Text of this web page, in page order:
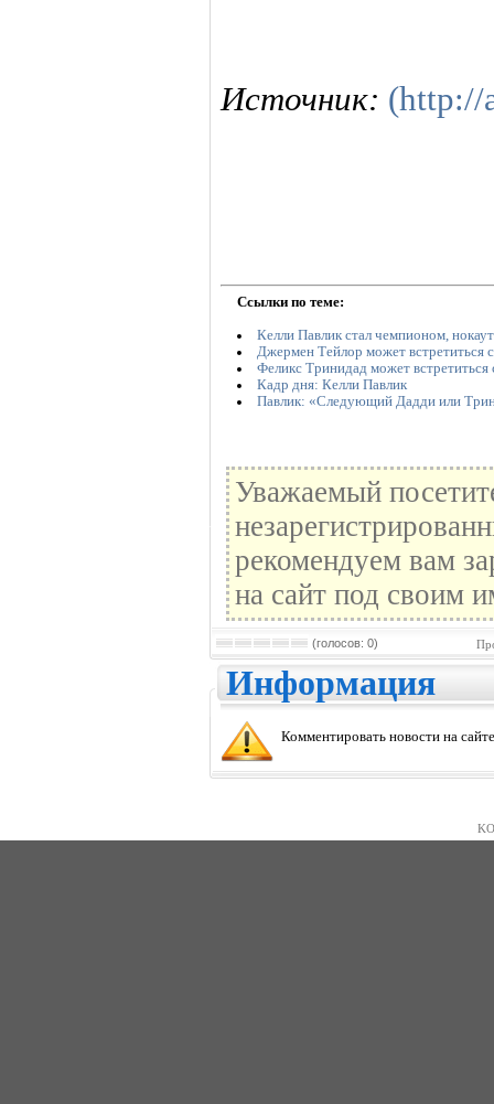
Источник: (http://
Ссылки по теме:
Келли Павлик стал чемпионом,
Джермен Тейлор может встретиться
Феликс Тринидад может встретиться
Кадр дня: Келли Павлик
Павлик: «Следующий Дадди или
Уважаемый
рекомендуем вам
на сайт под своим
(голосов: 0)
Информация
Комментировать новости на